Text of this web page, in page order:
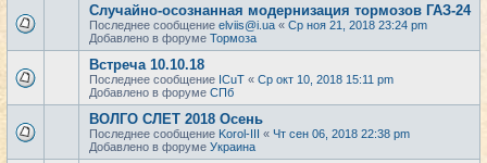
Случайно-осознанная модернизация тормозов ГАЗ-24
Последнее сообщение elviis@i.ua « Ср ноя 21, 2018 23:24 pm
Добавлено в форуме Тормоза
Встреча 10.10.18
Последнее сообщение ICuT « Ср окт 10, 2018 15:11 pm
Добавлено в форуме СПб
ВОЛГО СЛЕТ 2018 Осень
Последнее сообщение Korol-III « Чт сен 06, 2018 22:38 pm
Добавлено в форуме Украина